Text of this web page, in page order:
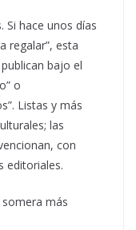
Si hace unos días
regalar”, esta
bajo el
o
Listas y más
las
con
editoriales.
más